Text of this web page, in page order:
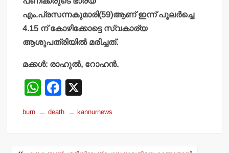
എം.പ്രസന്നകുമാരി(59)ആണ് ഇന്ന് പൂലര്‍ച്ചെ
4.15 ന് കോഴിക്കോട്ടെ സ്വകാര്യ
ആശുപത്രിയില്‍ മരിച്ചത്.
മക്കള്‍: രാഹുല്‍, റോഹന്‍.
W
at
F
c
burn death kannurnews